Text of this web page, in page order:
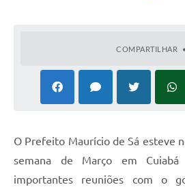
COMPARTILHAR
O Prefeito Maurício de Sá esteve
semana de Março em
importantes reuniões com o